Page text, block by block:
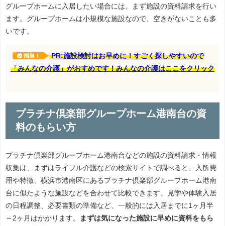
グループホームに入居したい場合には、まず施設の資料請求を行い
ます。グループホームは小規模な施設なので、空きがないことも多
いです。
簡単！
PR:施設検討はお早めに！すごく探しやすいので
「みんなの介護」がおすめです！みんなの介護はここをクリック
プラチナ倶楽部グループホーム港南台の資
料のもらい方
プラチナ倶楽部グループホーム港南台などの施設の資料請求・情報
収集は、まずはライフル介護などの検索サイトで調べると、入所費
用や特徴、横浜市港南区にあるプラチナ倶楽部グループホーム港南
台に似たような施設などを合わせて比較できます。見学や体験入居
の日程調整、必要書類の準備など、一般的には入居までに1ヶ月半
～2ヶ月はかかります。
まずは気になった施設に早めに資料をもら